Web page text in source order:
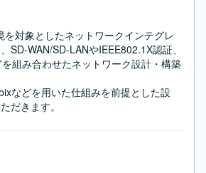
を対象としたネットワークインテグレ
SD-WAN/SD-LANやIEEE802.1X認証、
組み合わせたネットワーク設計・構築
などを用いた仕組みを前提とした設
だきます。